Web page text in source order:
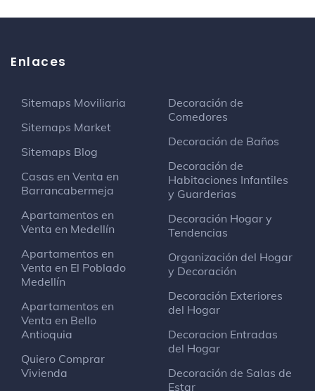
Enlaces
Sitemaps Moviliaria
Sitemaps Market
Sitemaps Blog
Casas en Venta en
Barrancabermeja
Apartamentos en
Venta en Medellín
Apartamentos en
Venta en El Poblado
Medellín
Apartamentos en
Venta en Bello
Antioquia
Quiero Comprar
Vivienda
Decoración de
Comedores
Decoración de Baños
Decoración de
Habitaciones Infantiles
y Guarderias
Decoración Hogar y
Tendencias
Organización del Hogar
y Decoración
Decoración Exteriores
del Hogar
Decoracion Entradas
del Hogar
Decoración de Salas de
Estar